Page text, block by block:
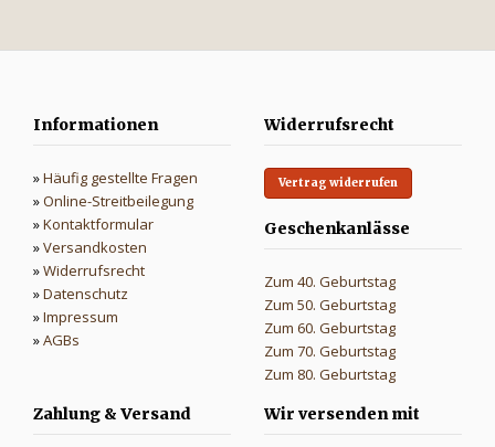
Informationen
»Häufig gestellte Fragen
»Online-Streitbeilegung
»Kontaktformular
»Versandkosten
»Widerrufsrecht
»Datenschutz
»Impressum
»AGBs
Widerrufsrecht
Vertrag widerrufen
Geschenkanlässe
Zum 40. Geburtstag
Zum 50. Geburtstag
Zum 60. Geburtstag
Zum 70. Geburtstag
Zum 80. Geburtstag
Zahlung & Versand
Wir versenden mit